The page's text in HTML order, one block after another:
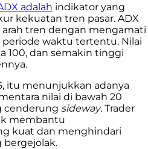
adalah indikator yang
kekuatan tren pasar. ADX
tren dengan mengamati
periode waktu tertentu. Nilai
100, dan semakin tinggi
itu menunjukkan adanya
nilai di bawah 20
cenderung sideway. Trader
membantu
kuat dan menghindari
bergejolak.